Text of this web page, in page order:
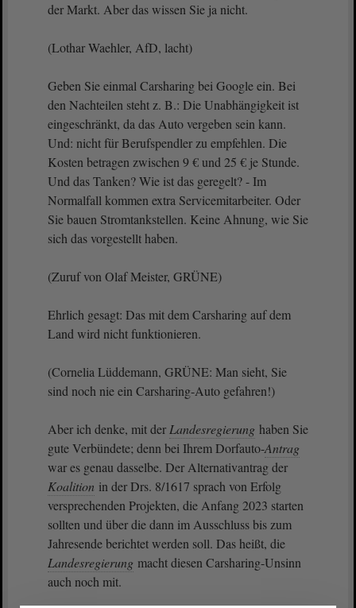
der Markt. Aber das wissen Sie ja nicht.
(Lothar Waehler, AfD, lacht)
Geben Sie einmal Carsharing bei Google ein. Bei
den Nachteilen steht z. B.: Die Unabhängigkeit ist
eingeschränkt, da das Auto vergeben sein kann.
Und: nicht für Berufspendler zu empfehlen. Die
Kosten betragen zwischen 9 € und 25 € je Stunde.
Und das Tanken? Wie ist das geregelt? - Im
Normalfall kommen extra Servicemitarbeiter. Oder
Sie bauen Stromtankstellen. Keine Ahnung, wie Sie
sich das vorgestellt haben.
(Zuruf von Olaf Meister, GRÜNE)
Ehrlich gesagt: Das mit dem Carsharing auf dem
Land wird nicht funktionieren.
(Cornelia Lüddemann, GRÜNE: Man sieht, Sie
sind noch nie ein Carsharing-Auto gefahren!)
Aber ich denke, mit der Landesregierung haben Sie
gute Verbündete; denn bei Ihrem Dorfauto-Antrag
war es genau dasselbe. Der Alternativantrag der
Koalition in der Drs. 8/1617 sprach von Erfolg
versprechenden Projekten, die Anfang 2023 starten
sollten und über die dann im Ausschluss bis zum
Jahresende berichtet werden soll. Das heißt, die
Landesregierung macht diesen Carsharing-Unsinn
auch noch mit.